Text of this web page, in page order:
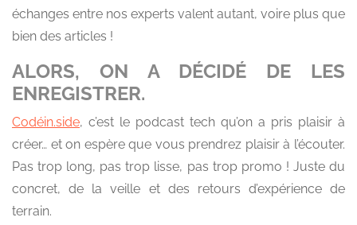
échanges entre nos experts valent autant, voire plus que
bien des articles !
ALORS, ON A DÉCIDÉ DE LES
ENREGISTRER.
Codéin.side, c’est le podcast tech qu’on a pris plaisir à
créer… et on espère que vous prendrez plaisir à l’écouter.
Pas trop long, pas trop lisse, pas trop promo ! Juste du
concret, de la veille et des retours d’expérience de
terrain.